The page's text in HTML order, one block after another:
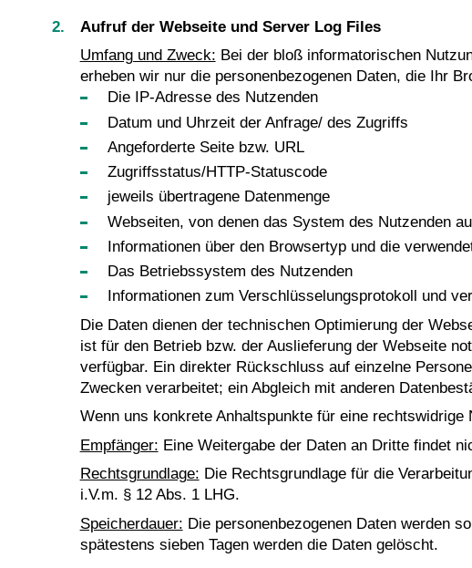
Aufruf der Webseite und Server Log Files
Umfang und Zweck: Bei der bloß informatorischen
erheben wir nur die personenbezogenen Daten, die Ihr
Die IP-Adresse des Nutzenden
Datum und Uhrzeit der Anfrage/ des Zugriffs
Angeforderte Seite bzw. URL
Zugriffsstatus/HTTP-Statuscode
jeweils übertragene Datenmenge
Webseiten, von denen das System des Nutzenden
Informationen über den Browsertyp und die
Das Betriebssystem des Nutzenden
Informationen zum Verschlüsselungsprotokoll und
Die Daten dienen der technischen Optimierung der
ist für den Betrieb bzw. der Auslieferung der Webseite
verfügbar. Ein direkter Rückschluss auf einzelne
Zwecken verarbeitet; ein Abgleich mit anderen
Wenn uns konkrete Anhaltspunkte für eine
Empfänger: Eine Weitergabe der Daten an Dritte findet
Rechtsgrundlage: Die Rechtsgrundlage für die
i.V.m. § 12 Abs. 1 LHG.
Speicherdauer: Die personenbezogenen Daten werden
spätestens sieben Tagen werden die Daten gelöscht.